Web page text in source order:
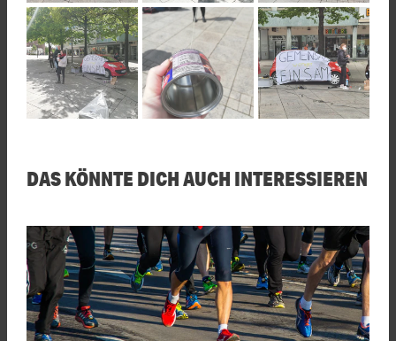
DAS KÖNNTE DICH AUCH INTERESSIEREN